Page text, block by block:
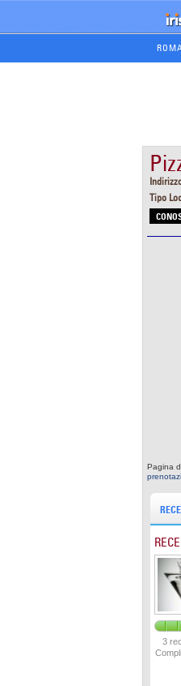
Tipo
Pagina
3